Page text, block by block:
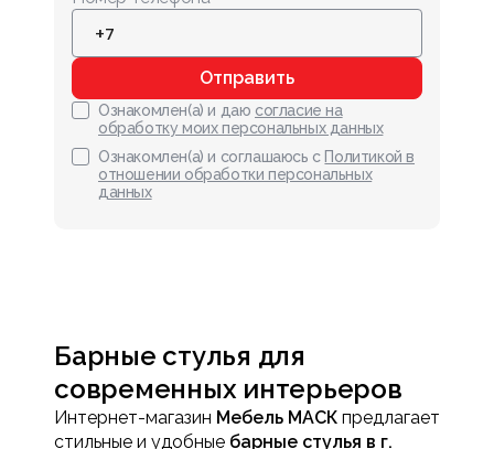
Отправить
Ознакомлен(а) и даю согласие на
обработку моих персональных данных
Ознакомлен(а) и соглашаюсь с Политикой в
отношении обработки персональных
данных
Барные стулья для
современных интерьеров
Интернет-магазин Мебель МАСК предлагает
стильные и удобные барные стулья в г.